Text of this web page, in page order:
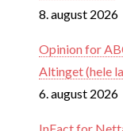
8. august 2026
Opinion for
Altinget (hele
6. august 2026
InFact for